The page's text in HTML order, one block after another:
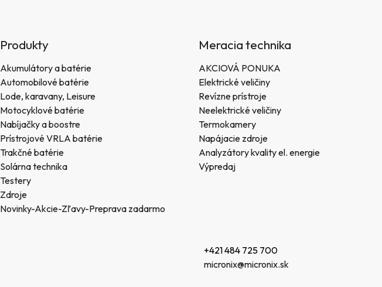
Produkty
Akumulátory a batérie
Automobilové batérie
Lode, karavany, Leisure
Motocyklové batérie
Nabíjačky a boostre
Prístrojové VRLA batérie
Trakčné batérie
Solárna technika
Testery
Zdroje
Novinky-Akcie-Zľavy-Preprava zadarmo
Meracia technika
AKCIOVÁ PONUKA
Elektrické veličiny
Revízne prístroje
Neelektrické veličiny
Termokamery
Napájacie zdroje
Analyzátory kvality el. energie
Výpredaj
+421 484 725 700
micronix@micronix.sk